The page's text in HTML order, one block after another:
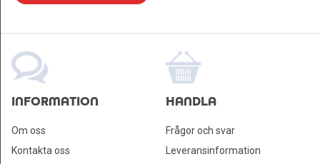
INFORMATION
Om oss
Kontakta oss
HANDLA
Frågor och svar
Leveransinformation